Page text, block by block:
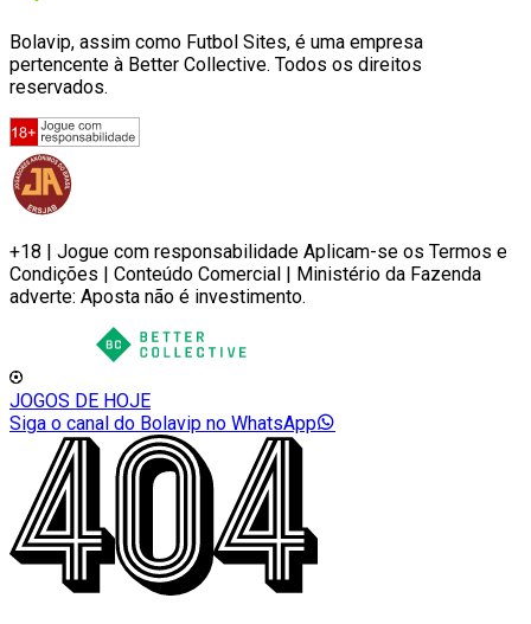
Bolavip, assim como Futbol Sites, é uma empresa
pertencente à Better Collective. Todos os direitos
reservados.
+18 | Jogue com responsabilidade Aplicam-se os Termos e
Condições | Conteúdo Comercial | Ministério da Fazenda
adverte: Aposta não é investimento.
JOGOS DE HOJE
Siga o canal do Bolavip no WhatsApp